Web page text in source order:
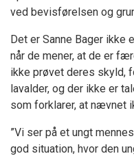
ved bevisførelsen og
Det er Sanne Bager ikke
når de mener, at de er
ikke prøvet deres skyld,
lavalder, og der ikke er
som forklarer, at nævnet
”Vi ser på et ungt
god situation, hvor den